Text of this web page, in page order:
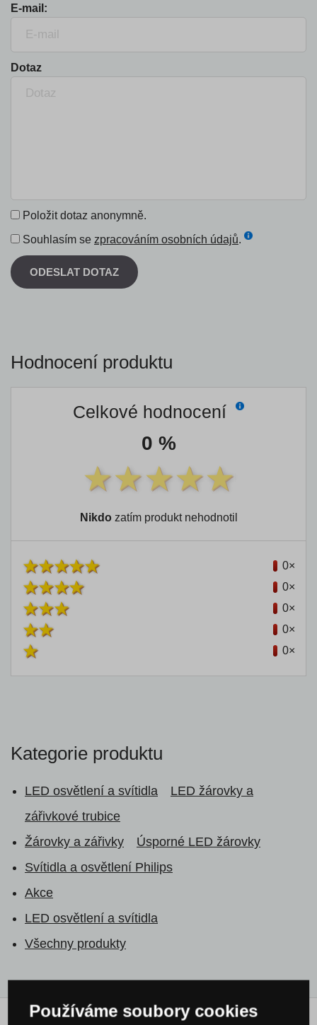
E-mail:
Dotaz
Položit dotaz anonymně.
Souhlasím se zpracováním osobních údajů.
ODESLAT DOTAZ
Hodnocení produktu
Celkové hodnocení
0 %
Nikdo zatím produkt nehodnotil
0×
0×
0×
0×
0×
Kategorie produktu
LED osvětlení a svítidla
LED žárovky a
zářivkové trubice
Žárovky a zářivky
Úsporné LED žárovky
Svítidla a osvětlení Philips
Akce
LED osvětlení a svítidla
Všechny produkty
Používáme soubory cookies